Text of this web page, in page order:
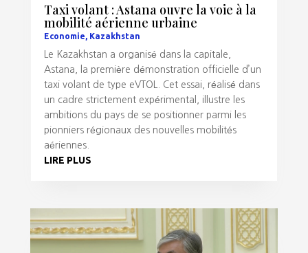
Taxi volant : Astana ouvre la voie à la
mobilité aérienne urbaine
Economie, Kazakhstan
Le Kazakhstan a organisé dans la capitale,
Astana, la première démonstration officielle d’un
taxi volant de type eVTOL. Cet essai, réalisé dans
un cadre strictement expérimental, illustre les
ambitions du pays de se positionner parmi les
pionniers régionaux des nouvelles mobilités
aériennes.
LIRE PLUS